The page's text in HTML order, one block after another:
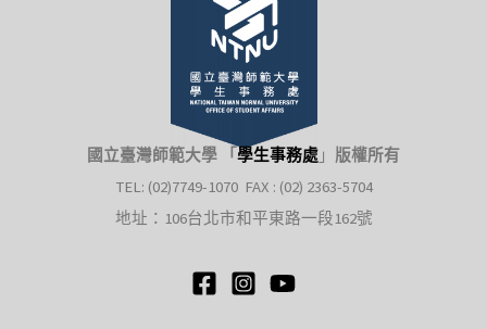
國立臺灣師範大學 「 學生事務處 」 版權所有
TEL: (02)7749-1070 FAX : (02) 2363-5704
地址：106台北市和平東路一段162號